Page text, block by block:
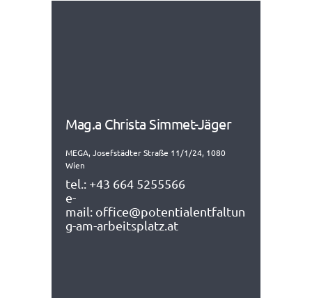
Mag.a Christa Simmet-Jäger
MEGA, Josefstädter Straße 11/1/24, 1080
Wien
tel.: +43 664 5255566
e-
mail: office@potentialentfaltun
g-am-arbeitsplatz.at